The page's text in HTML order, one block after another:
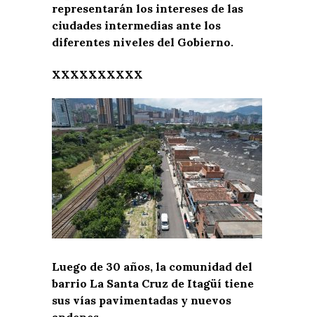
representarán los intereses de las
ciudades intermedias ante los
diferentes niveles del Gobierno.
XXXXXXXXXX
Luego de 30 años, la comunidad del
barrio La Santa Cruz de Itagüí tiene
sus vías pavimentadas y nuevos